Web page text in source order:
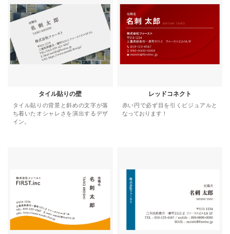
タイル貼りの壁
タイル貼りの背景と斜めの文字が落
ち着いたオシャレさを演出するデザ
イン。
レッドコネクト
赤い円で必ず目を引くビジュアルと
なっております！